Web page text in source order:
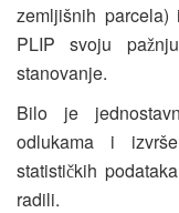
zemljišnih parcela)
PLIP svoju paž
stanovanje.
Bilo je
odlukama i
statističkih
radili.